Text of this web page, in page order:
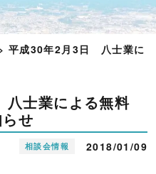
平成30年2月3日 八士業に
士業による無料
せ
相談会情報 2018/01/09